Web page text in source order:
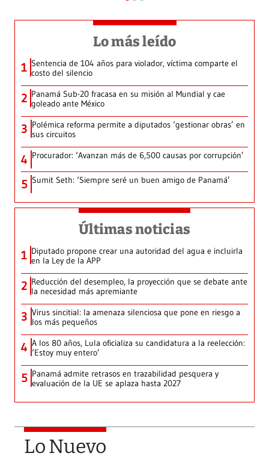
Lo más leído
1 Sentencia de 104 años para violador, víctima comparte el
costo del silencio
2 Panamá Sub-20 fracasa en su misión al Mundial y cae
goleado ante México
3 Polémica reforma permite a diputados ‘gestionar obras’ en
sus circuitos
4 Procurador: ‘Avanzan más de 6,500 causas por corrupción’
5 Sumit Seth: ‘Siempre seré un buen amigo de Panamá’
Últimas noticias
1 Diputado propone crear una autoridad del agua e incluirla
en la Ley de la APP
2 Reducción del desempleo, la proyección que se debate ante
la necesidad más apremiante
3 Virus sincitial: la amenaza silenciosa que pone en riesgo a
los más pequeños
4 A los 80 años, Lula oficializa su candidatura a la reelección:
‘Estoy muy entero’
5 Panamá admite retrasos en trazabilidad pesquera y
evaluación de la UE se aplaza hasta 2027
Lo Nuevo